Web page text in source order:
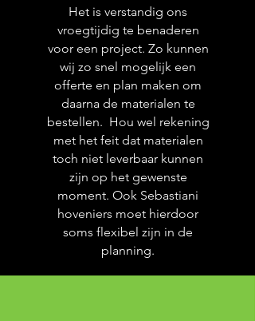
Het is verstandig ons
vroegtijdig te benaderen
voor een project. Zo kunnen
wij zo snel mogelijk een
offerte en plan maken om
daarna de materialen te
bestellen. Hou wel rekening
met het feit dat materialen
toch niet leverbaar kunnen
zijn op het gewenste
moment. Ook Sebastiani
hoveniers moet hierdoor
soms flexibel zijn in de
planning.